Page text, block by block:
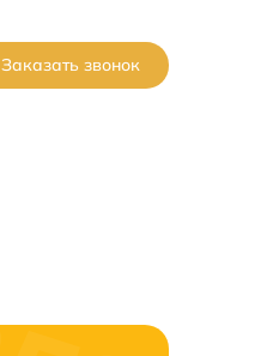
Заказать звонок